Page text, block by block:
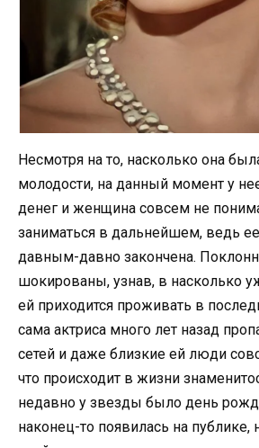
Несмотря на то, насколько она
молодости, на данный момент у
денег и женщина совсем не
заниматься в дальнейшем, ведь
давным-давно закончена.
шокированы, узнав, в насколько
ей приходится проживать в
сама актриса много лет назад
сетей и даже близкие ей люди
что происходит в жизни
недавно у звезды было день
наконец-то появилась на